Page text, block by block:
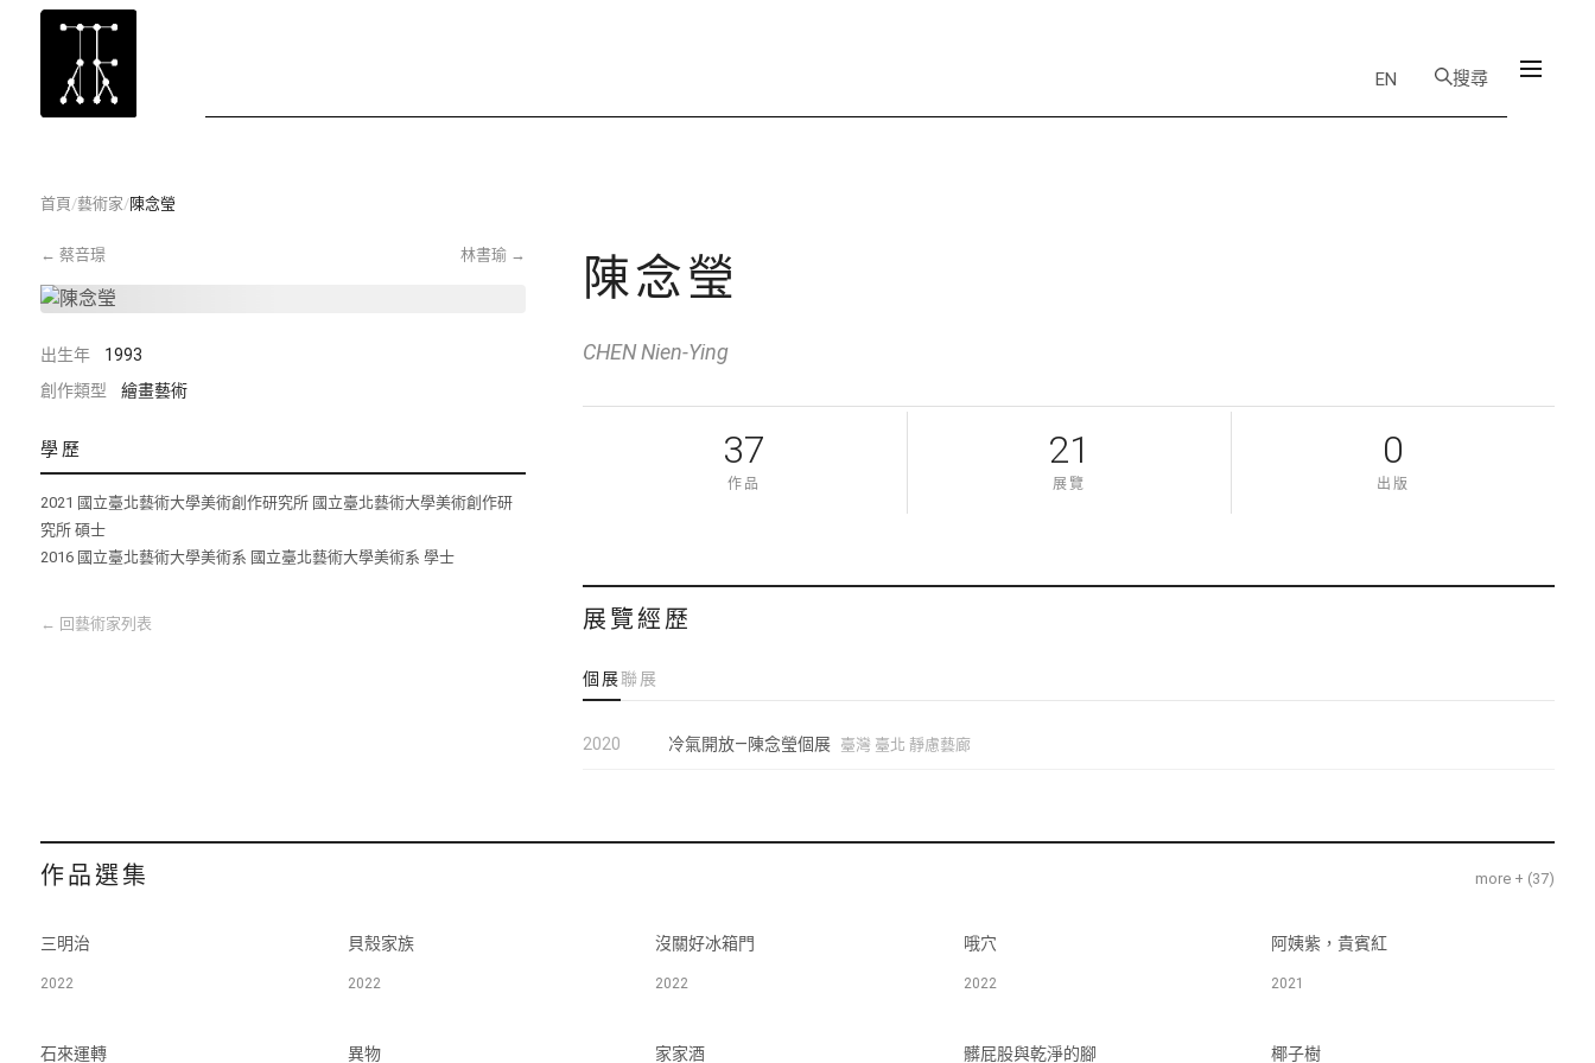
EN 搜尋
首頁/藝術家/陳念瑩
← 蔡咅璟 林書瑜 →
出生年
1993
創作類型
繪畫藝術
學歷
2021 國立臺北藝術大學美術創作研究所 國立臺北藝術大學美術創作研
究所 碩士
2016 國立臺北藝術大學美術系 國立臺北藝術大學美術系 學士
← 回藝術家列表
陳念瑩
CHEN Nien-Ying
37
作品
21
展覽
0
出版
展覽經歷
個展聯展
2020 冷氣開放—陳念瑩個展 臺灣 臺北 靜慮藝廊
作品選集 more + (37)
三明治
2022
貝殼家族
2022
沒關好冰箱門
2022
哦穴
2022
阿姨紫，貴賓紅
2021
石來運轉 異物 家家酒 髒屁股與乾淨的腳 椰子樹